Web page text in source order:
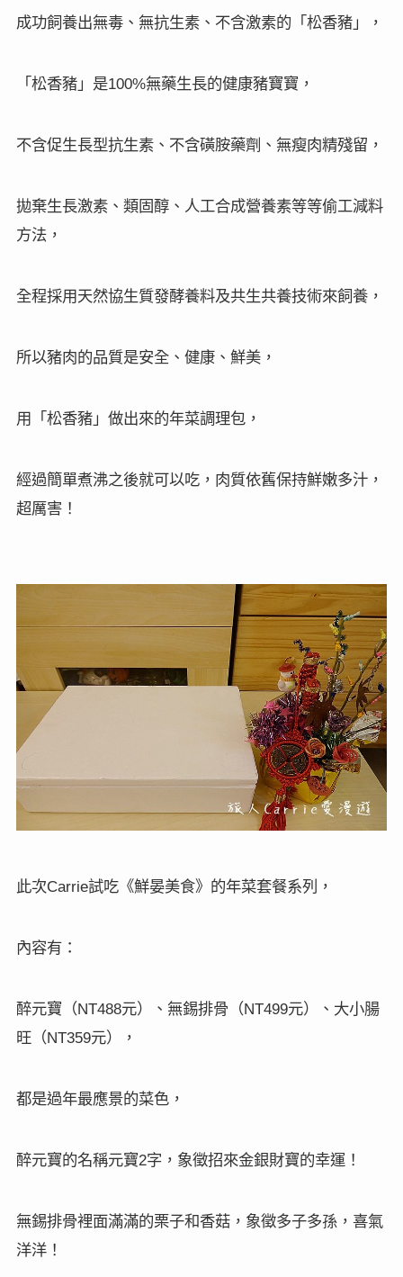
成功飼養出無毒、無抗生素、不含激素的「松香豬」，
「松香豬」是100%無藥生長的健康豬寶寶，
不含促生長型抗生素、不含磺胺藥劑、無瘦肉精殘留，
拋棄生長激素、類固醇、人工合成營養素等等偷工減料
方法，
全程採用天然協生質發酵養料及共生共養技術來飼養，
所以豬肉的品質是安全、健康、鮮美，
用「松香豬」做出來的年菜調理包，
經過簡單煮沸之後就可以吃，肉質依舊保持鮮嫩多汁，
超厲害！
此次Carrie試吃《鮮晏美食》的年菜套餐系列，
內容有：
醉元寶（NT488元） 、 無錫排骨（NT499元）、 大小腸
旺（NT359元），
都是過年最應景的菜色，
醉元寶的名稱元寶2字，象徵招來金銀財寶的幸運！
無錫排骨裡面滿滿的栗子和香菇，象徵多子多孫，喜氣
洋洋！